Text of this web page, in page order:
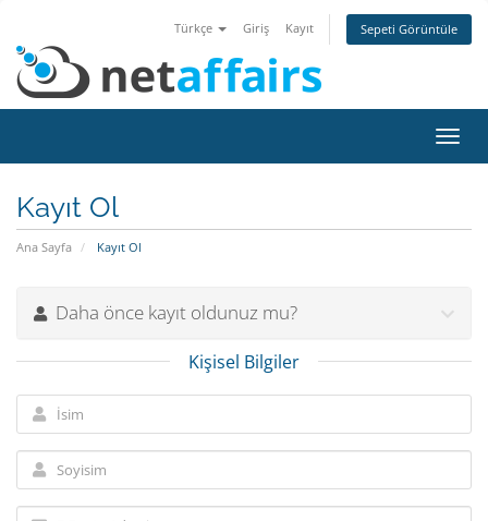
Türkçe Giriş Kayıt Sepeti Görüntüle
Kayıt Ol
Ana Sayfa Kayıt Ol
Daha önce kayıt oldunuz mu?
Kişisel Bilgiler